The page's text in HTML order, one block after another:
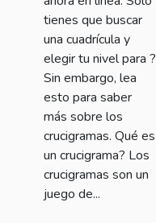
tienes que buscar
una cuadrícula y
elegir tu nivel para ?
Sin embargo, lea
esto para saber
más sobre los
crucigramas. Qué es
un crucigrama? Los
crucigramas son un
juego de...